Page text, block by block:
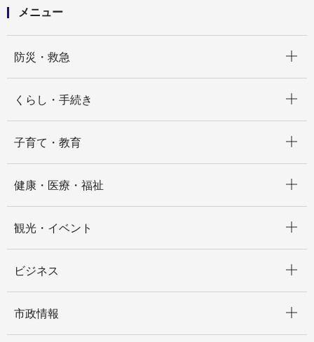
メニュー
防災・救急
くらし・手続き
子育て・教育
健康・医療・福祉
観光・イベント
ビジネス
市政情報